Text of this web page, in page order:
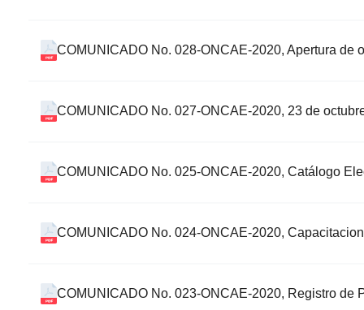
COMUNICADO No. 028-ONCAE-2020, Apertura de
COMUNICADO No. 027-ONCAE-2020, 23 de
COMUNICADO No. 025-ONCAE-2020, Catálogo
COMUNICADO No. 024-ONCAE-2020,
COMUNICADO No. 023-ONCAE-2020, Registro de